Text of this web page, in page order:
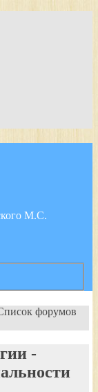
М.С.
форумов
-